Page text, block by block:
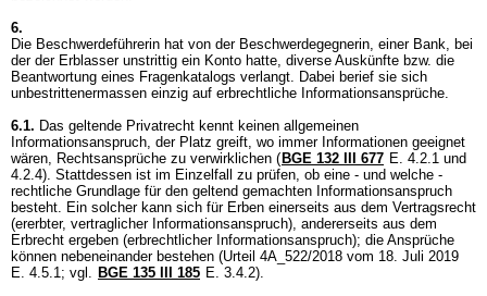
6.
Die Beschwerdeführerin hat von der Beschwerdegegnerin, einer Bank, bei
der der Erblasser unstrittig ein Konto hatte, diverse Auskünfte bzw. die
Beantwortung eines Fragenkatalogs verlangt. Dabei berief sie sich
unbestrittenermassen einzig auf erbrechtliche Informationsansprüche.
6.1. Das geltende Privatrecht kennt keinen allgemeinen
Informationsanspruch, der Platz greift, wo immer Informationen geeignet
wären, Rechtsansprüche zu verwirklichen ( BGE 132 III 677 E. 4.2.1 und
4.2.4). Stattdessen ist im Einzelfall zu prüfen, ob eine - und welche -
rechtliche Grundlage für den geltend gemachten Informationsanspruch
besteht. Ein solcher kann sich für Erben einerseits aus dem Vertragsrecht
(ererbter, vertraglicher Informationsanspruch), andererseits aus dem
Erbrecht ergeben (erbrechtlicher Informationsanspruch); die Ansprüche
können nebeneinander bestehen (Urteil 4A_522/2018 vom 18. Juli 2019
E. 4.5.1; vgl. BGE 135 III 185 E. 3.4.2).